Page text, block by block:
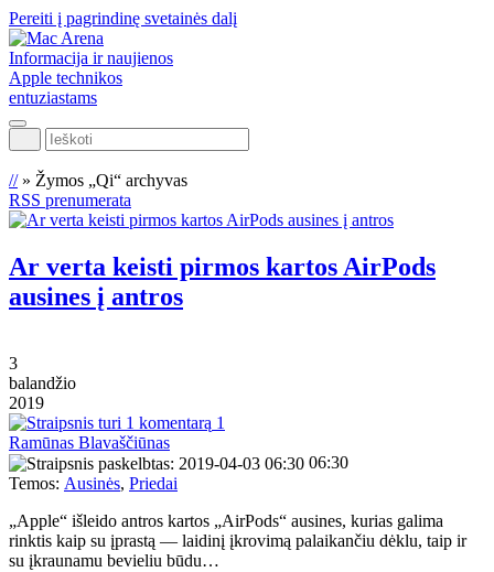
Pereiti į pagrindinę svetainės dalį
Informacija ir naujienos
Apple technikos
entuziastams
Ieškoti
//» Žymos „Qi“ archyvas
RSS prenumerata
Ar verta keisti pirmos kartos AirPods
ausines į antros
3
balandžio
2019
1
Ramūnas Blavaščiūnas
06:30
Temos: Ausinės, Priedai
„Apple“ išleido antros kartos „AirPods“ ausines, kurias galima
rinktis kaip su įprastą — laidinį įkrovimą palaikančiu dėklu, taip ir
su įkraunamu bevieliu būdu…